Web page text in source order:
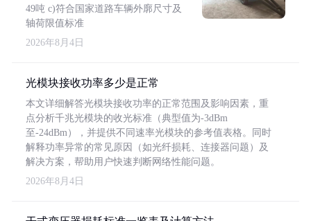
49吨 c)符合国家道路车辆外廓尺寸及
轴荷限值标准
2026年8月4日
光模块接收功率多少是正常
本文详细解答光模块接收功率的正常范围及影响因素，重
点分析千兆光模块的收光标准（典型值为-3dBm
至-24dBm），并提供不同速率光模块的参考值表格。同时
解释功率异常的常见原因（如光纤损耗、连接器问题）及
解决方案，帮助用户快速判断网络性能问题。
2026年8月4日